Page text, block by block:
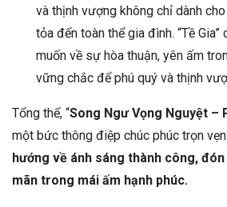
và thịnh vượng không chỉ dành
tỏa đến toàn thể gia đình. “Tề Gia”
muốn về sự hòa thuận, yên ấm
vững chắc để phú quý và thịnh
Tổng thể, “Song Ngư Vọng Nguyệt –
một bức thông điệp chúc phúc trọn vẹn:
hướng về ánh sáng thành công,
mãn trong mái ấm hạnh phúc.